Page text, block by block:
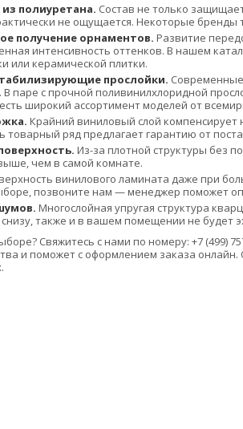
полиуретана. Состав не только
не ощущается. Некоторые
получение орнаментов. Развитие
интенсивность оттенков. В нашем
или керамической плитки.
прослойки. Современные
В паре с прочной поливинилхлоридной
широкий ассортимент моделей от
Крайний виниловый слой компенсирует
товарный ряд предлагает гарантию от
Из-за плотной структуры без
чем в самой комнате.
винилового ламината даже при
позвоните нам — менеджер поможет
Многослойная упругая структура
также и в вашем помещении не будет
Свяжитесь с нами по номеру: +7 (499)
и поможет с оформлением заказа